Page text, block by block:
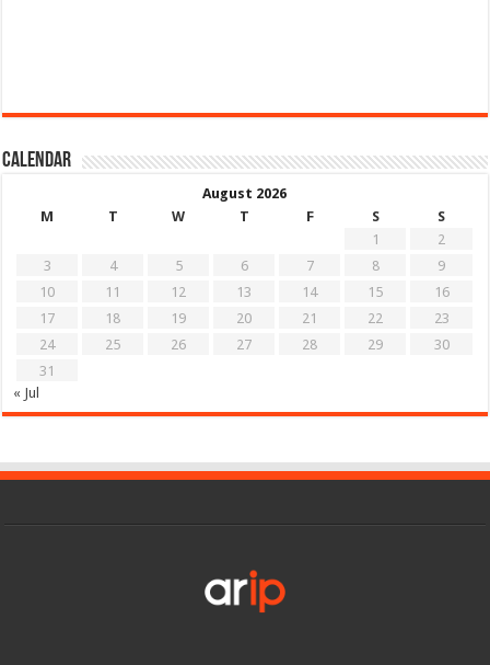
Calendar
August 2026
M
T W T F S
S
1
2
3
4 5 6 7 8
9
10
11 12 13 14 15
16
17
18 19 20 21 22
23
24
25 26 27 28 29
30
31
« Jul